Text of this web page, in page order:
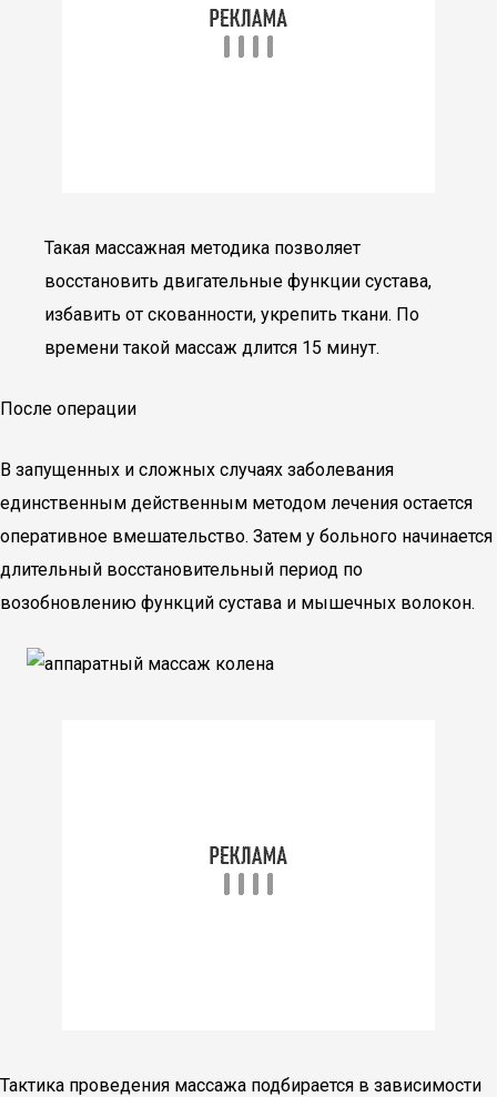
Такая массажная методика позволяет
восстановить двигательные функции сустава,
избавить от скованности, укрепить ткани. По
времени такой массаж длится 15 минут.
После операции
В запущенных и сложных случаях заболевания
единственным действенным методом лечения остается
оперативное вмешательство. Затем у больного начинается
длительный восстановительный период по
возобновлению функций сустава и мышечных волокон.
Тактика проведения массажа подбирается в зависимости